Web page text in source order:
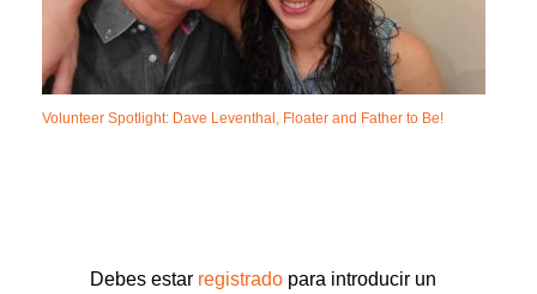
Volunteer Spotlight: Dave Leventhal, Floater and Father to Be!
Debes estar registrado para introducir un